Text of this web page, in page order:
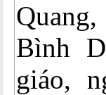
Bình
giáo,